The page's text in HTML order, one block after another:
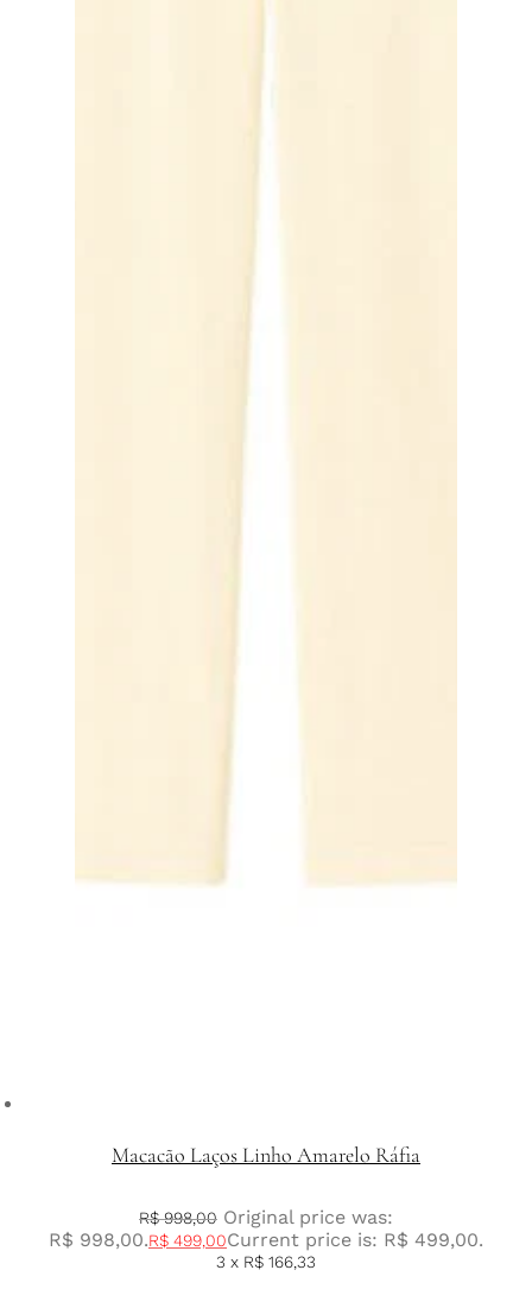
Macacão Laços Linho Amarelo Ráfia
R$998,00 Original price was:
R$ 998,00.R$ 499,00Current price is: R$ 499,00.
3 x R$ 166,33